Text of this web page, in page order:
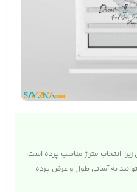
انتخاب متراژ مناسب پرده است،
به آسانی طول و عرض پرده